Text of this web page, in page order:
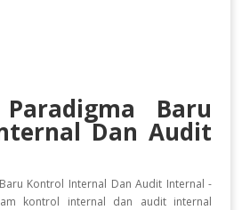
Baru
Dan Audit
Kontrol Internal Dan Audit Internal -
kontrol internal dan audit internal